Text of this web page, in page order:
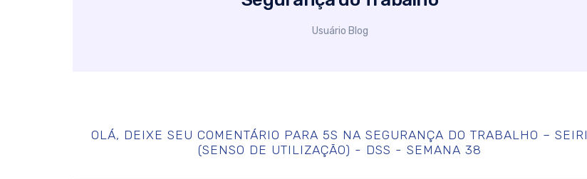
Usuário Blog
OLÁ, DEIXE SEU COMENTÁRIO PARA 5S NA SEGURANÇA DO TRABALHO – SEIRI
(SENSO DE UTILIZAÇÃO) - DSS - SEMANA 38